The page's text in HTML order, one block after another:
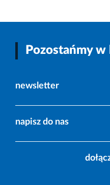
Pozostańmy
newsletter
napisz do nas